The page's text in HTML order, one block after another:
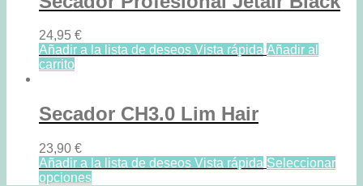
24,95 €
Añadir a la lista de deseos Vista rápida Añadir al
carrito
Secador CH3.0 Lim Hair
23,90 €
Añadir a la lista de deseos Vista rápida Seleccionar
opciones